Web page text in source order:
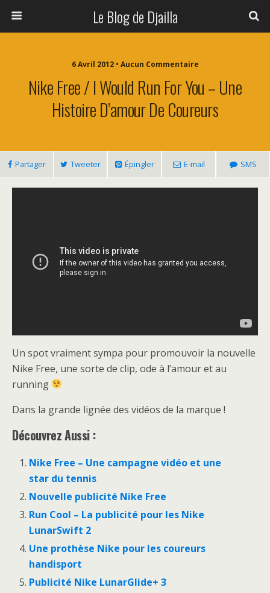
Le Blog de Djailla
6 Avril 2012 • Aucun Commentaire
Nike Free / I Would Run For You – Une
Histoire D’amour De Coureurs
Partager Tweeter Épingler E-mail SMS
Un spot vraiment sympa pour promouvoir la nouvelle
Nike Free, une sorte de clip, ode à l’amour et au
running
Dans la grande lignée des vidéos de la marque !
Découvrez Aussi :
Nike Free – Une campagne vidéo et une
star du tennis
Nouvelle publicité Nike Free
Run Cool – La publicité pour les Nike
LunarSwift 2
Une prothèse Nike pour les coureurs
handisport
Publicité Nike LunarGlide+ 3